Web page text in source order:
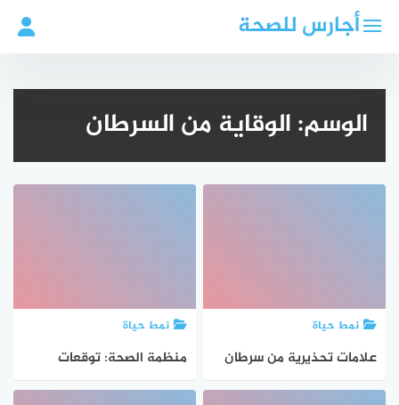
أجارس للصحة
الوسم:الوقاية من السرطان
نمط حياة
علامات تحذيرية من سرطان
القولون والمستقيم للشباب
نمط حياة
منظمة الصحة: توقعات
بارتفاع إصابات السرطان إلى